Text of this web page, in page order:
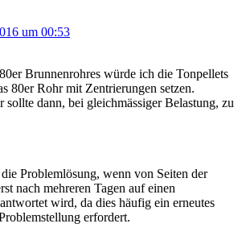
um 00:53
Brunnenrohres würde ich die Tonpellets
80er Rohr mit Zentrierungen setzen.
sollte dann, bei gleichmässiger Belastung, zu
Problemlösung, wenn von Seiten der
nach mehreren Tagen auf einen
wird, da dies häufig ein erneutes
erfordert.